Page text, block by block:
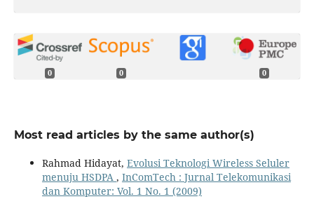
0 0 0
Most read articles by the same author(s)
Rahmad Hidayat, Evolusi Teknologi Wireless Seluler
menuju HSDPA , InComTech : Jurnal Telekomunikasi
dan Komputer: Vol. 1 No. 1 (2009)